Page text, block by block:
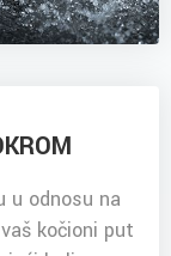
u odnosu na
kočioni put